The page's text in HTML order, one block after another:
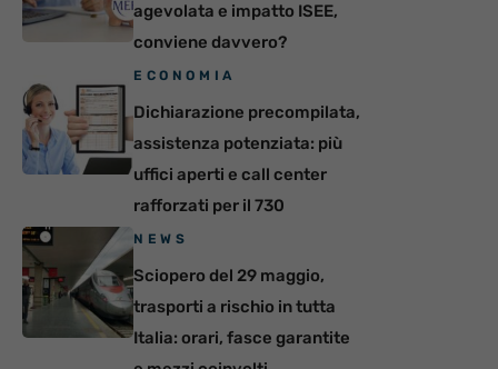
agevolata e impatto ISEE,
conviene davvero?
ECONOMIA
Dichiarazione precompilata,
assistenza potenziata: più
uffici aperti e call center
rafforzati per il 730
NEWS
Sciopero del 29 maggio,
trasporti a rischio in tutta
Italia: orari, fasce garantite